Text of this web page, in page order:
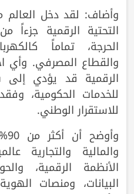
وأضاف: لقد دخل العالم
التحتية الرقمية جزءاً
الحرجة، تماماً
والقطاع المصرفي. وأي
الرقمية قد يؤدي
للخدمات الحكومية،
للاستقرار الوطني.
والمالية والتجارية
الأنظمة الرقمية،
البيانات، ومنصات